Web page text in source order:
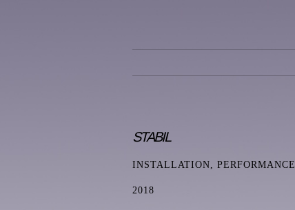
STABIL
INSTALLATION, PERFORMANCE
2018